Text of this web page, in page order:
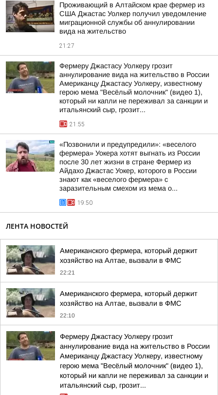
Проживающий в Алтайском крае фермер из
США Джастас Уолкер получил уведомление
миграционной службы об аннулировании
вида на жительство
21:27
Фермеру Джастасу Уолкеру грозит
аннулирование вида на жительство в России
Американцу Джастасу Уолкеру, известному
герою мема "Весёлый молочник" (видео 1),
который ни капли не переживал за санкции и
итальянский сыр, грозит...
21:55
«Позвонили и предупредили»: «веселого
фермера» Уокера хотят выгнать из России
после 30 лет жизни в стране Фермер из
Айдахо Джастас Уокер, которого в России
знают как «веселого фермера» с
заразительным смехом из мема о...
19:50
ЛЕНТА НОВОСТЕЙ
Американского фермера, который держит
хозяйство на Алтае, вызвали в ФМС
22:21
Американского фермера, который держит
хозяйство на Алтае, вызвали в ФМС
22:10
Фермеру Джастасу Уолкеру грозит
аннулирование вида на жительство в России
Американцу Джастасу Уолкеру, известному
герою мема "Весёлый молочник" (видео 1),
который ни капли не переживал за санкции и
итальянский сыр, грозит...